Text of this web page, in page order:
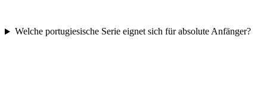
Welche portugiesische Serie eignet sich für absolute Anfänger?